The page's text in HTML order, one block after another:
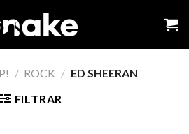
/ ROCK / ED SHEERAN
FILTRAR